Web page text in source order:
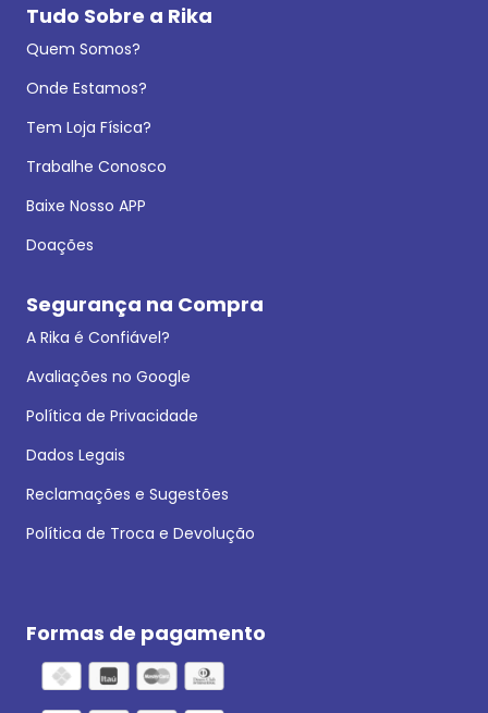
Tudo Sobre a Rika
Quem Somos?
Onde Estamos?
Tem Loja Física?
Trabalhe Conosco
Baixe Nosso APP
Doações
Segurança na Compra
A Rika é Confiável?
Avaliações no Google
Política de Privacidade
Dados Legais
Reclamações e Sugestões
Política de Troca e Devolução
Formas de pagamento